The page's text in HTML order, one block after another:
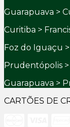
Guarapuava >
Curitiba >
Foz do Iguaçu >
Prudentópolis
Guarapuava >
CARTÕES DE